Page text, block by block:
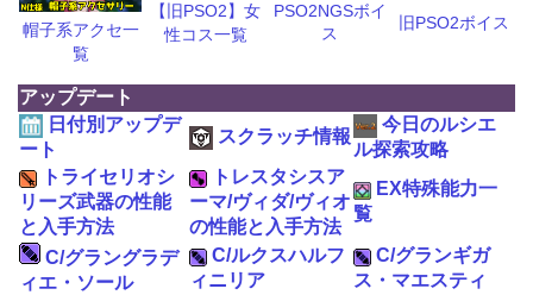
帽子系アクセ一
覧
【旧PSO2】女
性コス一覧
PSO2NGSボイ
ス
旧PSO2ボイス
アップデート
日付別アップデ
ート
スクラッチ情報
今日のルシエ
ル探索攻略
トライセリオシ
リーズ武器の性能
と入手方法
トレスタシスア
ーマ/ヴィダ/ヴィオ
の性能と入手方法
EX特殊能力一
覧
C/グラングラデ
ィエ・ソール
C/ルクスハルフ
ィニリア
C/グランギガ
ス・マエスティ